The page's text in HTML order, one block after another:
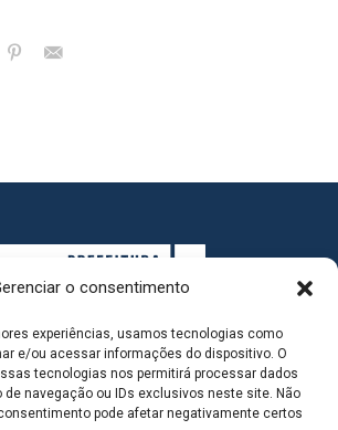
o consentimento
experiências, usamos tecnologias como
e/ou acessar informações do dispositivo. O
tecnologias nos permitirá processar dados
navegação ou IDs exclusivos neste site. Não
pode afetar negativamente certos